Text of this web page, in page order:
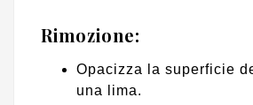
Rimozione:
Opacizza la superficie
una lima.